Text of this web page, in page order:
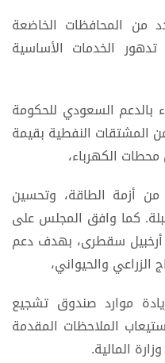
المحافظات الخاضعة
الخدمات الأساسية
بالدعم السعودي للحكومة
المشتقات النفطية بقيمة
أزمة الطاقة، وتحسين
كما وافق المجلس على
أرخبيل سقطرى، بهدف دعم
الزراعي والحيواني،
موارد صندوق تشجيع
الملاحظات المقدمة
المالية.